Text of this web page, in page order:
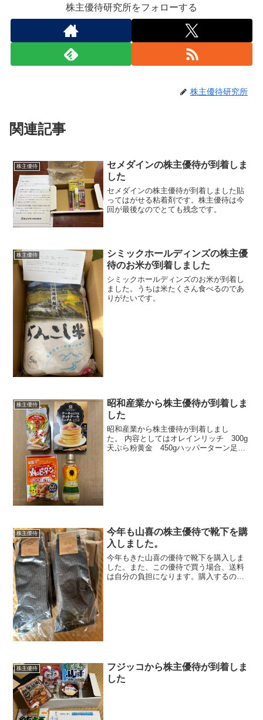
株主優待研究所をフォローする
株主優待研究所
関連記事
株主優待
セメダインの株主優待が到着しま
した
セメダインの株主優待が到着しました貼
ってはがせる粘着剤です。株主優待は今
回が最後なのでとても残念です。
株主優待
シミックホールディンズの株主優
待のお米が到着しました
シミックホールディンズのお米が到着し
ました。うちは米たくさん食べるのであ
りがたいです。
株主優待
昭和産業から株主優待が到着しま
した
昭和産業から株主優待が到着しまし
た。 内容としてはオレインリッチ 300g
天ぷら粉黄金 450gハッパーターン足か
株主優待
今年も山喜の株主優待で靴下を購
入しました。
今年もきた山喜の優待で靴下を購入しま
した。また、この優待で買う場合、送料
は自分の負担になります。購入するのは
株主優待
フジッコから株主優待が到着しま
した